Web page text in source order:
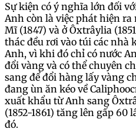
Sự kiện có ý nghĩa lớn đối
Anh còn là việc phát hiện ra
Mĩ (1847) và ở Ôxtrâylia
thác đều rơi vào túi các
Anh, vì khi đó chỉ có nước
đổi vàng và có thể chuyên
sang để đổi hàng lấy vàng
đang ùn ăn kéo về
xuất khẩu từ Anh sang
(1852-1861) tăng lên gấp
đó.